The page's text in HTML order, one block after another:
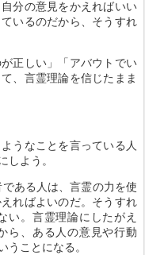
分の意見をかえればいい
いるのだから、そうすれ
正しい」「アバウトでい
、言霊理論を信じたまま
うなことを言っている人
よう。
ある人は、言霊の力を使
ればよいのだ。そうすれ
い。言霊理論にしたがえ
ら、ある人の意見や行動
ことになる。